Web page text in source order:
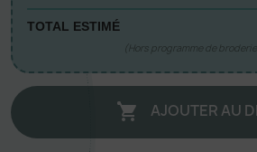
TOTAL ESTIMÉ
(Hors programme de
 AJOUTER AU